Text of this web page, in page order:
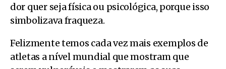
dor quer seja física ou psicológica, porque isso
simbolizava fraqueza.
Felizmente temos cada vez mais exemplos de
atletas a nível mundial que mostram que